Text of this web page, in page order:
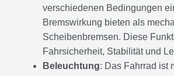
verschiedenen Bedingungen
Bremswirkung bieten als
Scheibenbremsen. Diese
Fahrsicherheit, Stabilität und
Beleuchtung: Das Fahrrad ist